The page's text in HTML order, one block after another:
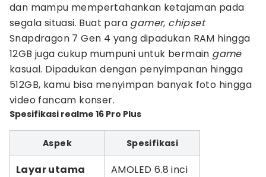
dan mampu mempertahankan ketajaman pada
segala situasi. Buat para gamer, chipset
Snapdragon 7 Gen 4 yang dipadukan RAM hingga
12GB juga cukup mumpuni untuk bermain game
kasual. Dipadukan dengan penyimpanan hingga
512GB, kamu bisa menyimpan banyak foto hingga
video fancam konser.
Spesifikasi realme 16 Pro Plus
Aspek Spesifikasi
Layar utama AMOLED 6.8 inci